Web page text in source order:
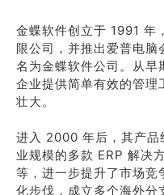
金蝶软件创立于 1991 年
限公司，并推出爱普电
名为金蝶软件公司。从早
企业提供简单有效的管理
壮大。
进入 2000 年后，其产品
业规模的多款 ERP 解决
等，进一步提升了市场
化步伐，成立多个海外